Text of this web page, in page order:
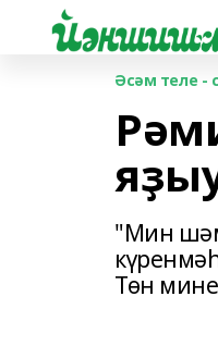
Әсәм теле -
"Мин
Төн